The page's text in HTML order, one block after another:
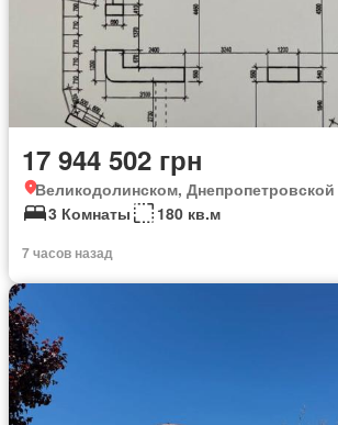
17 944 502 грн
Великодолинском, Днепропетровской
3 Комнаты
180 кв.м
7 часов назад